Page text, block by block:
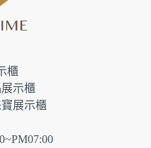
櫃
示櫃
展示櫃